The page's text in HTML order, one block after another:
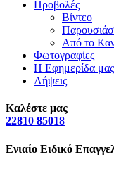
Προβολές
Βίντεο
Από το
Φωτογραφίες
Η Εφημερίδα μας
Λήψεις
Καλέστε μας
22810 85018
Ενιαίο Ειδικό